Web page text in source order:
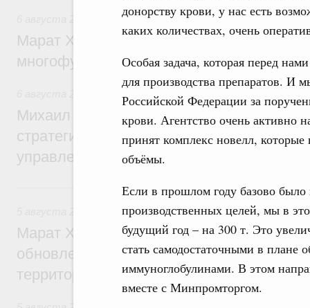
донорству крови, у нас есть
каких количествах, очень
Особая задача, которая перед
для производства препаратов. И
Российской Федерации за
крови. Агентство очень активно
принят комплекс новелл, которые
объёмы.
Если в прошлом году базово было
производственных целей, мы в
будущий год – на 300 т. Это
стать самодостаточными в плане
иммуноглобулинами. В этом
вместе с Минпромторгом.
Дорожное хозяйство
Марат Хуснуллин: На двух скоростных
многофункциональные зоны дорожного
Технологическое развитие. Инновации
Михаил Мишустин дал поручения по
стратегической сессии о
управления научно-технологическим
5 августа, среда
Жилищно-коммунальное хозяйство
Марат Хуснуллин: Более 4,3 тыс.
обновлено в России при участии Фонда
территорий